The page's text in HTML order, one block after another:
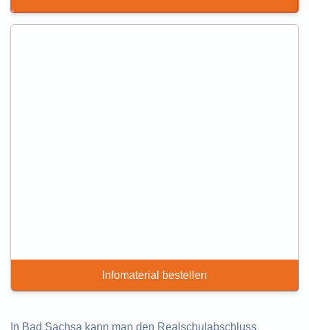
Infomaterial bestellen
In Bad Sachsa kann man den Realschulabschluss